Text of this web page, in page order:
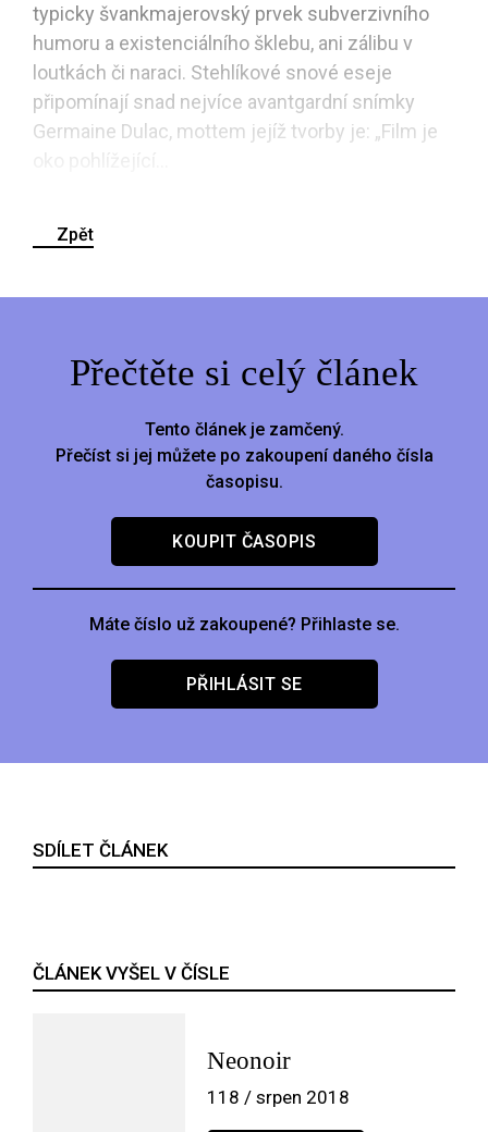
typicky švankmajerovský prvek subverzivního
humoru a existenciálního šklebu, ani zálibu v
loutkách či naraci. Stehlíkové snové eseje
připomínají snad nejvíce avantgardní snímky
Germaine Dulac, mottem jejíž tvorby je: „Film je
Zpět
Přečtěte si celý článek
Tento článek je zamčený.
Přečíst si jej můžete po zakoupení daného čísla
časopisu.
KOUPIT ČASOPIS
Máte číslo už zakoupené? Přihlaste se.
PŘIHLÁSIT SE
SDÍLET ČLÁNEK
ČLÁNEK VYŠEL V ČÍSLE
Neonoir
118 / srpen 2018